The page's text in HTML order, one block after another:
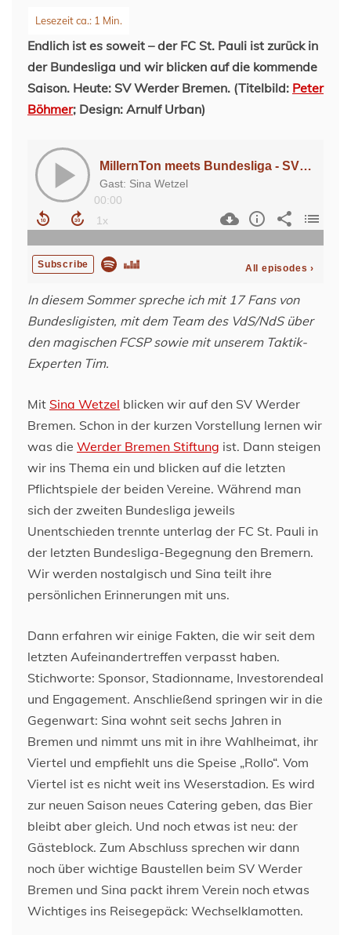
Endlich ist es soweit – der FC St. Pauli ist zurück in
der Bundesliga und wir blicken auf die kommende
Saison. Heute: SV Werder Bremen. (Titelbild: Peter
Böhmer; Design: Arnulf Urban)
In diesem Sommer spreche ich mit 17 Fans von
Bundesligisten, mit dem Team des VdS/NdS über
den magischen FCSP sowie mit unserem Taktik-
Experten Tim.
Mit Sina Wetzel blicken wir auf den SV Werder
Bremen. Schon in der kurzen Vorstellung lernen wir
was die Werder Bremen Stiftung ist. Dann steigen
wir ins Thema ein und blicken auf die letzten
Pflichtspiele der beiden Vereine. Während man
sich der zweiten Bundesliga jeweils
Unentschieden trennte unterlag der FC St. Pauli in
der letzten Bundesliga-Begegnung den Bremern.
Wir werden nostalgisch und Sina teilt ihre
persönlichen Erinnerungen mit uns.
Dann erfahren wir einige Fakten, die wir seit dem
letzten Aufeinandertreffen verpasst haben.
Stichworte: Sponsor, Stadionname, Investorendeal
und Engagement. Anschließend springen wir in die
Gegenwart: Sina wohnt seit sechs Jahren in
Bremen und nimmt uns mit in ihre Wahlheimat, ihr
Viertel und empfiehlt uns die Speise „Rollo“. Vom
Viertel ist es nicht weit ins Weserstadion. Es wird
zur neuen Saison neues Catering geben, das Bier
bleibt aber gleich. Und noch etwas ist neu: der
Gästeblock. Zum Abschluss sprechen wir dann
noch über wichtige Baustellen beim SV Werder
Bremen und Sina packt ihrem Verein noch etwas
Wichtiges ins Reisegepäck: Wechselklamotten.